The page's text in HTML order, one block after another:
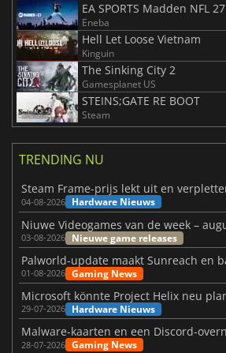
EA SPORTS Madden NFL 27
Eneba
Hell Let Loose Vietnam
Kinguin
The Sinking City 2
Gamesplanet US
STEINS;GATE RE BOOT
Steam
TRENDING NU
04-08-2026 Hardware Nieuws
03-08-2026 Nieuwe game releases
01-08-2026 Gaming News
29-07-2026 Hardware Nieuws
28-07-2026 Gaming News